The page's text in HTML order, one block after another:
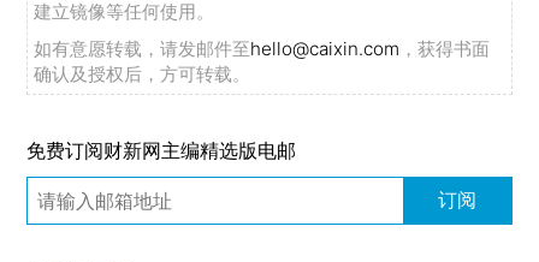
建立镜像等任何使用。
如有意愿转载，请发邮件至hello@caixin.com ，获得书面
确认及授权后，方可转载。
免费订阅财新网主编精选版电邮
订阅